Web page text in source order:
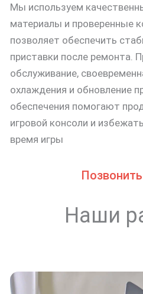
Мы используем
материалы и проверенные
позволяет обеспечить
приставки после ремонта.
обслуживание,
охлаждения и обновление
обеспечения помогают
игровой консоли и
время игры
Наши